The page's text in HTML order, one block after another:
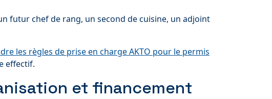
futur chef de rang, un second de cuisine, un adjoint
les règles de prise en charge AKTO pour le permis
effectif.
et financement